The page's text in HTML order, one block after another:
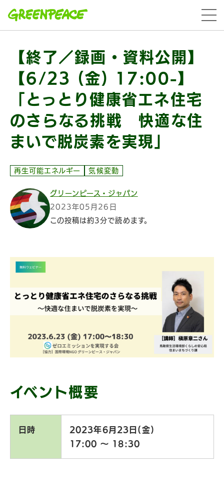
menu
【終了／録画・資料公開】
【6/23 (金) 17:00-】
「とっとり健康省エネ住宅
のさらなる挑戦 快適な住
まいで脱炭素を実現」
再生可能エネルギー 気候変動
グリーンピース・ジャパン
2023年05月26日
この投稿は約3分で読めます。
イベント概要
日時
2023年6月23日(金)
17:00 〜 18:30